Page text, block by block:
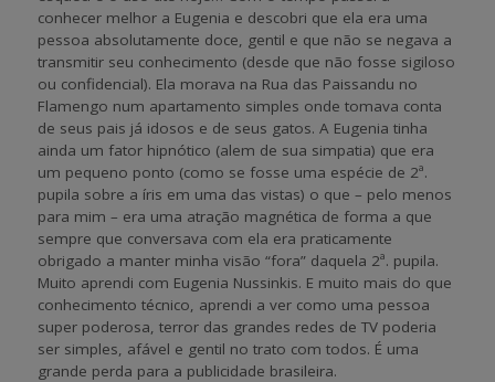
conhecer melhor a Eugenia e descobri que ela era uma
pessoa absolutamente doce, gentil e que não se negava a
transmitir seu conhecimento (desde que não fosse sigiloso
ou confidencial). Ela morava na Rua das Paissandu no
Flamengo num apartamento simples onde tomava conta
de seus pais já idosos e de seus gatos. A Eugenia tinha
ainda um fator hipnótico (alem de sua simpatia) que era
um pequeno ponto (como se fosse uma espécie de 2ª.
pupila sobre a íris em uma das vistas) o que – pelo menos
para mim – era uma atração magnética de forma a que
sempre que conversava com ela era praticamente
obrigado a manter minha visão “fora” daquela 2ª. pupila.
Muito aprendi com Eugenia Nussinkis. E muito mais do que
conhecimento técnico, aprendi a ver como uma pessoa
super poderosa, terror das grandes redes de TV poderia
ser simples, afável e gentil no trato com todos. É uma
grande perda para a publicidade brasileira.